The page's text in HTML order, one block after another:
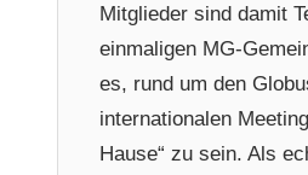
Mitglieder sind damit
einmaligen MG-
es, rund um den
internationalen
Hause“ zu sein. Als